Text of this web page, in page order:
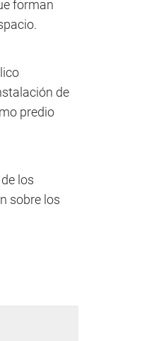
forman
de
predio
los
sobre los